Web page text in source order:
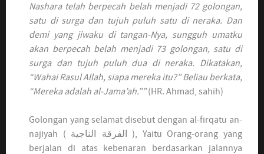
Nashara telah berpecah belah menjadi 72 golongan,
satu di surga dan tujuh puluh satu di neraka. Dan
demi yang jiwaku di tangan-Nya, sungguh umatku
akan berpecah belah menjadi 73 golongan, satu di
surga dan tujuh puluh dua di neraka. Dikatakan,
“Wahai Rasul Allah, siapa mereka itu?” Beliau berkata,
“Mereka adalah al-Jama’ah.””(HR. Ahmad, sahih)
Golongan yang selamat disebut dengan al-firqatu an-
najiyah ( الفرقة الناجية
), Yaitu Orang-orang yang
berjalan di atas kebenaran berdasarkan jalannya